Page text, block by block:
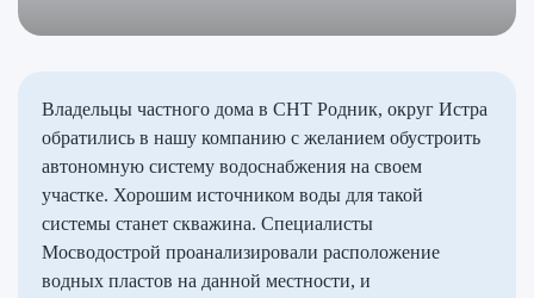
Владельцы частного дома в СНТ Родник, округ Истра
обратились в нашу компанию с желанием обустроить
автономную систему водоснабжения на своем
участке. Хорошим источником воды для такой
системы станет скважина. Специалисты
Мосводострой проанализировали расположение
водных пластов на данной местности, и